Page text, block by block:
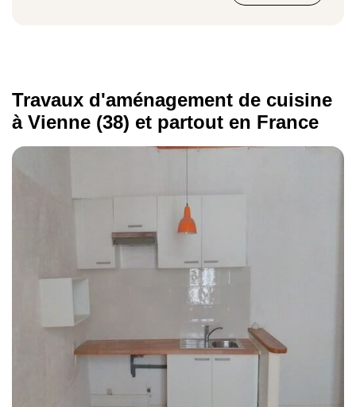
Pose d'un carrelage mural
Travaux d'aménagement de cuisine
à Vienne (38) et partout en France